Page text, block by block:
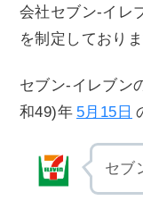
会社セブン‐イレ
を制定しておりま
セブン‐イレブン
和49)年 5月15日
セブ